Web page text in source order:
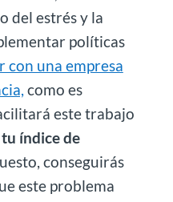
del estrés y la
políticas
con una empresa
como es
este trabajo
índice de
conseguirás
este problema